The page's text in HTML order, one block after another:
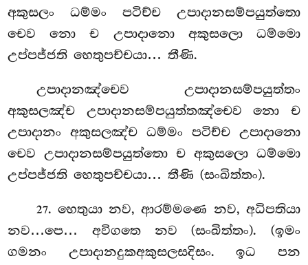
අකුසලං ධම්මං පටිච්ච උපාදානසම්පයුත්තො
චෙව නො ච උපාදානො අකුසලො ධම්මො
උප්පජ්ජති හෙතුපච්චයා… තීණි.
උපාදානඤ්චෙව උපාදානසම්පයුත්තං
අකුසලඤ්ච උපාදානසම්පයුත්තඤ්චෙව නො ච
උපාදානං අකුසලඤ්ච ධම්මං පටිච්ච උපාදානො
චෙව උපාදානසම්පයුත්තො ච අකුසලො ධම්මො
උප්පජ්ජති හෙතුපච්චයා… තීණි (සංඛිත්තං).
27. හෙතුයානව, ආරම්මණෙ නව, අධිපතියා
නව…පෙ… අවිගතෙ නව (සංඛිත්තං). (ඉමං
ගමනං උපාදානදුකඅකුසලසදිසං. ඉධ පන